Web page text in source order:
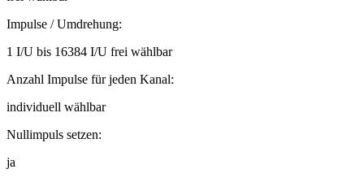
Impulse / Umdrehung:
1 I/U bis 16384 I/U frei wählbar
Anzahl Impulse für jeden Kanal:
individuell wählbar
Nullimpuls setzen:
ja